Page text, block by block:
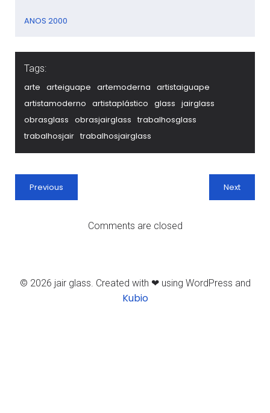
ANOS 2000
Tags:
arte arteiguape artemoderna artistaiguape
artistamoderno artistaplástico glass jairglass
obrasglass obrasjairglass trabalhosglass
trabalhosjair trabalhosjairglass
Previous Next
Comments are closed
© 2026 jair glass. Created with ❤ using WordPress and
Kubio